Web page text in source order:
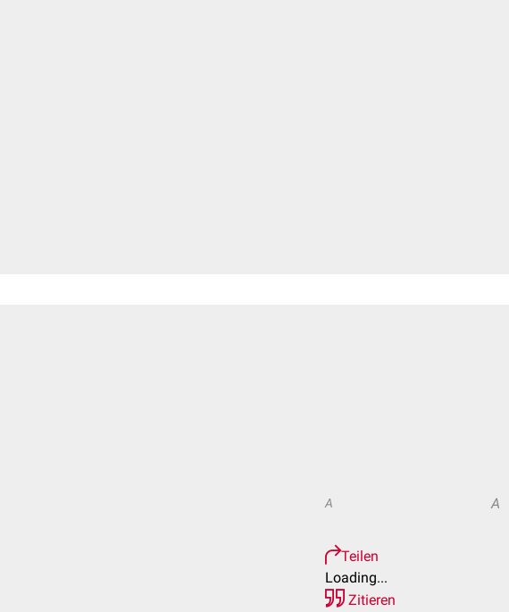
A A
Teilen
Loading...
Zitieren